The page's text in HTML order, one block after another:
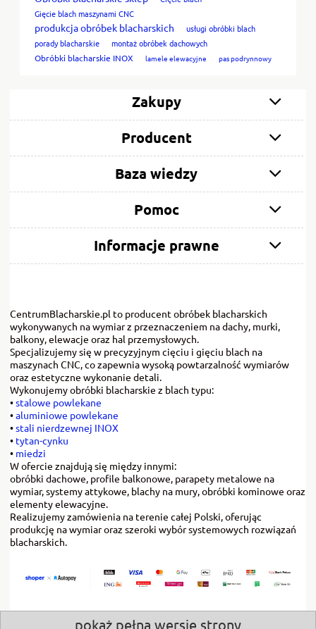
Gięcie blach maszynami CNC
produkcja obróbek blacharskich
usługi obróbki blach
porady blacharskie
montaż obróbek dachowych
Obróbki blacharskie INOX
lamele elewacyjne pas podrynnowy
Zakupy
Producent
Baza wiedzy
Pomoc
Informacje prawne
CentrumBlacharskie.pl to producent obróbek blacharskich
wykonywanych na wymiar z przeznaczeniem na dachy, murki,
balkony, elewacje oraz hal przemysłowych.
Specjalizujemy się w precyzyjnym cięciu i gięciu blach na
maszynach CNC, co zapewnia wysoką powtarzalność wymiarów
oraz estetyczne wykonanie detali.
Wykonujemy obróbki blacharskie z blach typu:
•stalowe powlekane
•aluminiowe powlekane
•stali nierdzewnej INOX
• tytan-cynku
• miedzi
W ofercie znajdują się między innymi:
obróbki dachowe, profile balkonowe, parapety metalowe na
wymiar, systemy attykowe, blachy na mury, obróbki kominowe oraz
elementy elewacyjne.
Realizujemy zamówienia na terenie całej Polski, oferując
produkcję na wymiar oraz szeroki wybór systemowych rozwiązań
blacharskich.
pokaż pełną wersję strony